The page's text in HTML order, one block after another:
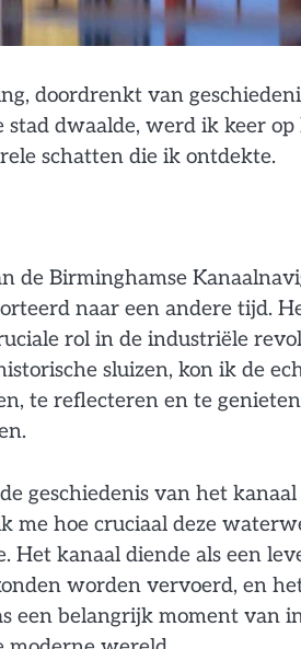
doordrenkt van
dwaalde, werd ik keer
schatten die ik ontdekte.
de Birminghamse
naar een andere tijd.
rol in de industriële
sluizen, kon ik de
te reflecteren en te
geschiedenis van het
me hoe cruciaal deze
kanaal diende als een
worden vervoerd, en
een belangrijk moment van